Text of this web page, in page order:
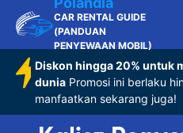
CAR RENTAL GUIDE
(PANDUAN
PENYEWAAN MOBIL)
Diskon hingga 20% untuk
dunia Promosi ini berlaku
manfaatkan sekarang juga!